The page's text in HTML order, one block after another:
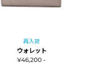
再入荷
ウォレット
¥46,200 -